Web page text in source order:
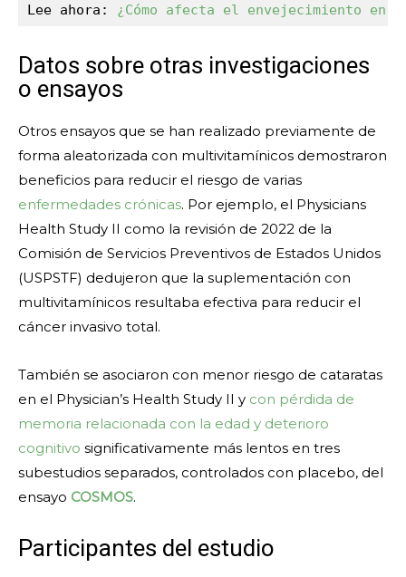
Lee ahora: ¿Cómo afecta el envejecimiento
Datos sobre otras investigaciones
o ensayos
Otros ensayos que se han realizado previamente de
forma aleatorizada con multivitamínicos demostraron
beneficios para reducir el riesgo de varias
enfermedades crónicas. Por ejemplo, el Physicians
Health Study II como la revisión de 2022 de la
Comisión de Servicios Preventivos de Estados Unidos
(USPSTF) dedujeron que la suplementación con
multivitamínicos resultaba efectiva para reducir el
cáncer invasivo total.
También se asociaron con menor riesgo de cataratas
en el Physician’s Health Study II y con pérdida de
memoria relacionada con la edad y deterioro
cognitivo significativamente más lentos en tres
subestudios separados, controlados con placebo, del
ensayo COSMOS.
Participantes del estudio